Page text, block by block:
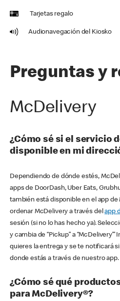
Tarjetas regalo
Audionavegación del Kiosko
Preguntas y
McDelivery
¿Cómo sé si el servicio
disponible en mi
Dependiendo de dónde estés,
apps de DoorDash, Uber Eats,
también está disponible en el app de
ordenar McDelivery a través delapp
sesión (si no lo has hecho ya).
y cambia de “Pickup” a
quieres la entrega y se te notificará si
donde estás a través de nuestro app.
¿Cómo sé qué
para McDelivery®?